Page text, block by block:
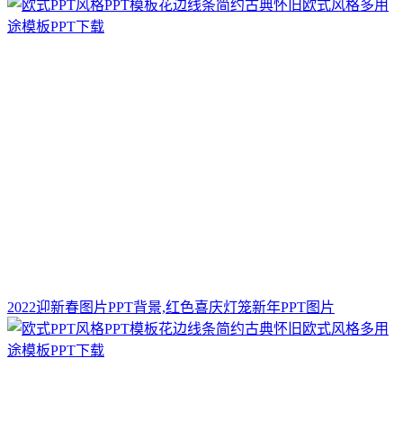
2022迎新春图片PPT背景,红色喜庆灯笼新年PPT图片